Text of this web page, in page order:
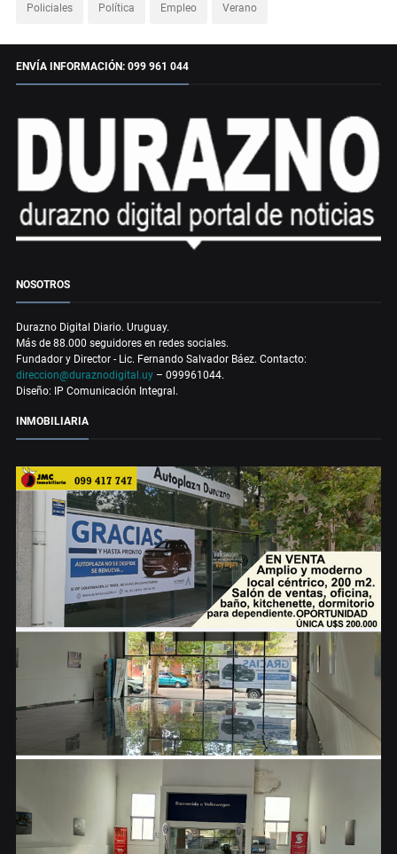
Policiales Política Empleo Verano
ENVÍA INFORMACIÓN: 099 961 044
NOSOTROS
Durazno Digital Diario. Uruguay.
Más de 88.000 seguidores en redes sociales.
Fundador y Director - Lic. Fernando Salvador Báez. Contacto:
direccion@duraznodigital.uy – 099961044.
Diseño: IP Comunicación Integral.
INMOBILIARIA